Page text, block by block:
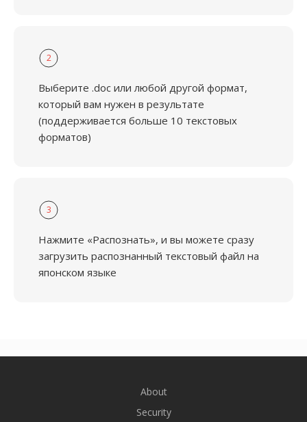
2
Выберите .doc или любой другой формат,
который вам нужен в результате
(поддерживается больше 10 текстовых
форматов)
3
Нажмите «Распознать», и вы можете сразу
загрузить распознанный текстовый файл на
японском языке
About
Security